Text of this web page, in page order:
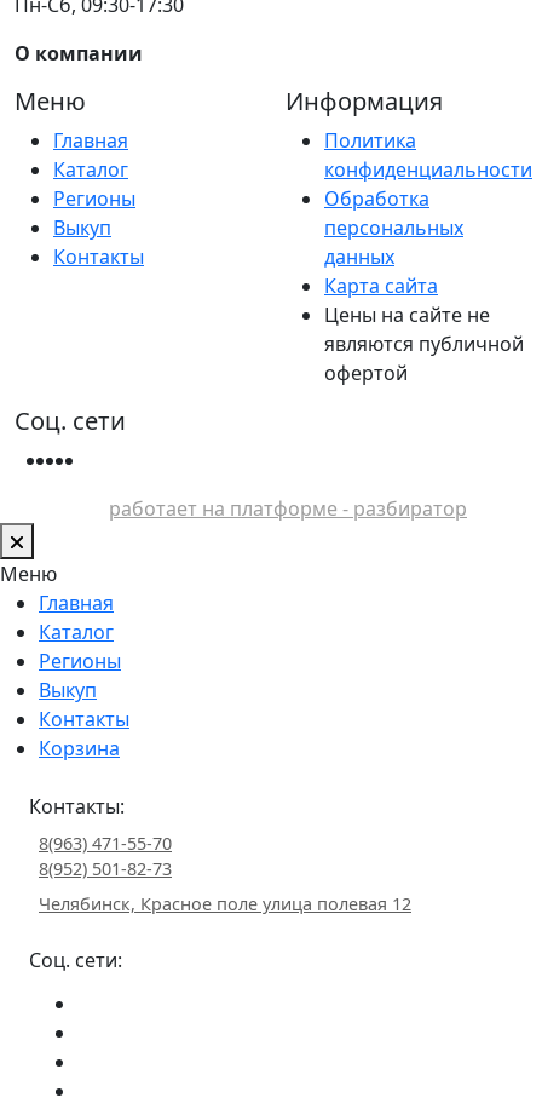
О компании
Меню
Главная
Каталог
Регионы
Выкуп
Контакты
Информация
Политика
конфиденциальности
Обработка
персональных
данных
Карта сайта
Цены на сайте не
являются публичной
офертой
Соц. сети
работает на платформе - разбиратор
Меню
Главная
Каталог
Регионы
Выкуп
Контакты
Корзина
Контакты:
8(963) 471-55-70
8(952) 501-82-73
Челябинск, Красное поле улица полевая 12
Соц. сети: